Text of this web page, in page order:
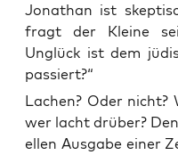
Jonathan ist
fragt der Kleine
Unglück ist dem
passiert?“
Lachen? Oder
wer lacht drü­ber?
el­len Aus­ga­be einer